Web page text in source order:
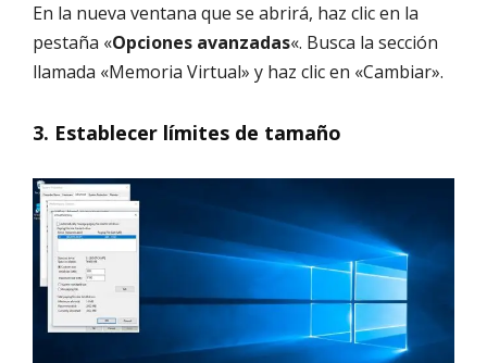
En la nueva ventana que se abrirá, haz clic en la
pestaña «Opciones avanzadas«. Busca la sección
llamada «Memoria Virtual» y haz clic en «Cambiar».
3. Establecer límites de tamaño